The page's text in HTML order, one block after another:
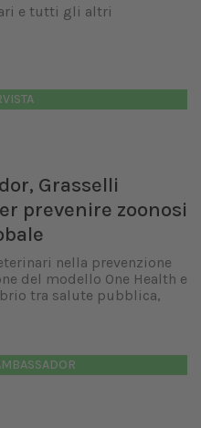
e tutti gli altri
Grasselli
prevenire zoonosi
nella prevenzione
del modello One Health e
tra salute pubblica,